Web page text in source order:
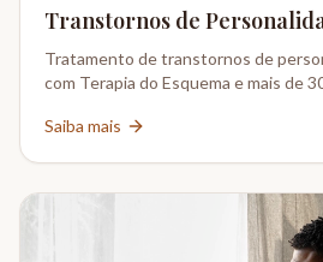
Transtornos de
Tratamento de transtornos de
com Terapia do Esquema e mais de
Saiba mais